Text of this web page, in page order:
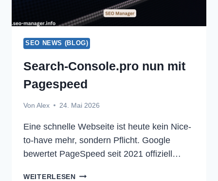
SEO NEWS (BLOG)
Search-Console.pro nun mit
Pagespeed
Von Alex 24. Mai 2026
Eine schnelle Webseite ist heute kein Nice-
to-have mehr, sondern Pflicht. Google
bewertet PageSpeed seit 2021 offiziell…
WEITERLESENSEARCH-